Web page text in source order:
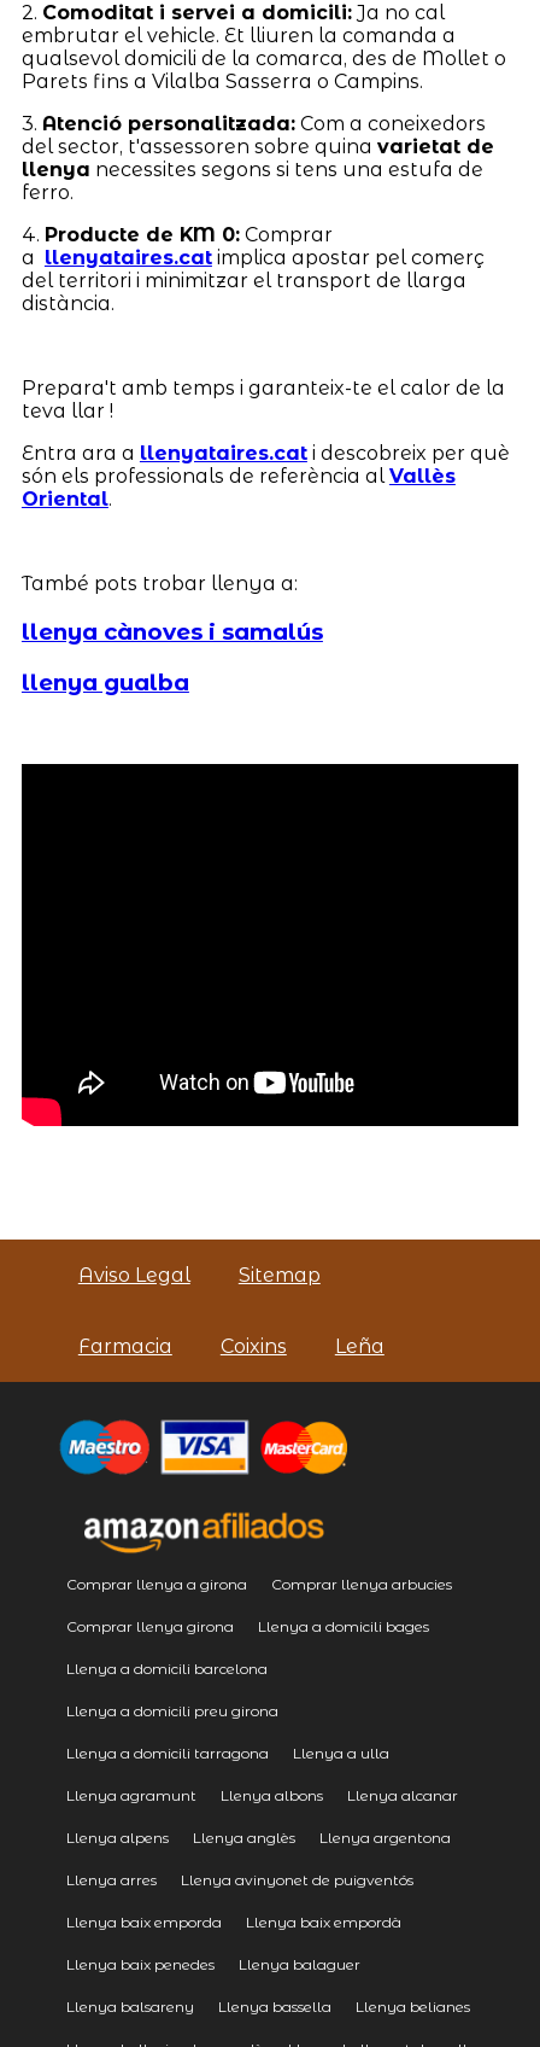
2. Comoditat i servei a domicili:Ja no cal
embrutar el vehicle. Et lliuren la comanda a
qualsevol domicili de la comarca, des de Mollet o
Parets fins a Vilalba Sasserra o Campins.
3. Atenció personalitzada:Com a coneixedors
del sector, t'assessoren sobre quina varietat de
llenya necessites segons si tens una estufa de
ferro.
4. Producte de KM 0:Comprar
a llenyataires.catimplica apostar pel comerç
del territori i minimitzar el transport de llarga
distància.
Prepara't amb temps i garanteix-te el calor de la
teva llar !
Entra ara a llenyataires.cati descobreix per què
són els professionals de referència alVallès
Oriental.
També pots trobar llenya a:
llenya cànoves i samalús
llenya gualba
Aviso Legal Sitemap
Farmacia Coixins Leña
Comprar llenya a girona Comprar llenya arbucies
Comprar llenya girona Llenya a domicili bages
Llenya a domicili barcelona
Llenya a domicili preu girona
Llenya a domicili tarragona Llenya a ulla
Llenya agramunt Llenya albons Llenya alcanar
Llenya alpens Llenya anglès Llenya argentona
Llenya arres Llenya avinyonet de puigventós
Llenya baix emporda Llenya baix empordà
Llenya baix penedes Llenya balaguer
Llenya balsareny Llenya bassella Llenya belianes